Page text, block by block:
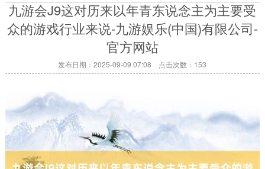
九游会J9这对历来以年青东说念主为主要受
众的游戏行业来说-九游娱乐(中国)有限公司-
官方网站
发布日期：2025-09-09 07:08 点击次数：153